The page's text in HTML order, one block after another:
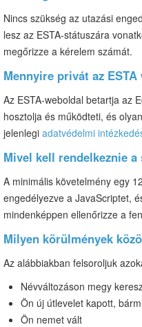
Nincs szükség az utazási
lesz az ESTA-státuszára
megőrizze a kérelem számát.
Mennyire privát az
Az ESTA-weboldal betartja az
hosztolja és működteti, és
jelenlegi adatvédelmi
Mivel kell rendelkeznie
A minimális követelmény egy
engedélyezve a JavaScriptet,
mindenképpen ellenőrizze a
Milyen körülmények
Az alábbiakban felsoroljuk
Névváltozáson megy
Ön új útlevelet kapott,
Ön nemet vált